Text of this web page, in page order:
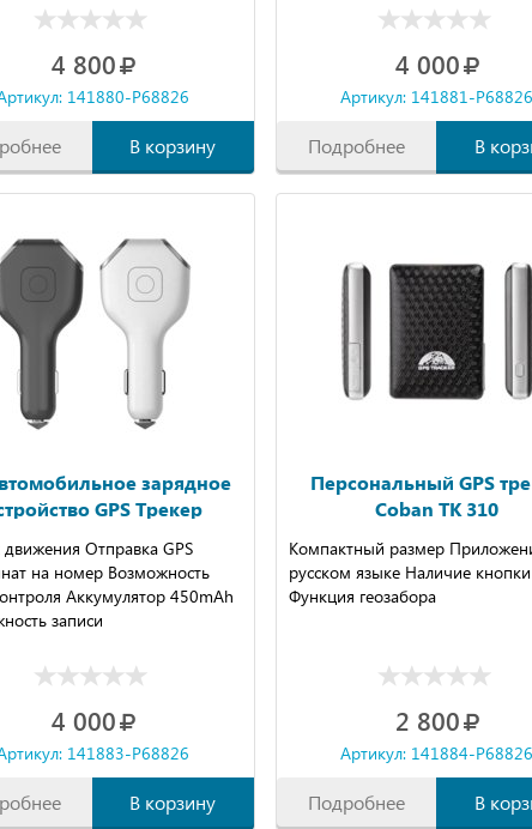
4 800
141880-P68826
В корзину
4 000
Артикул: 141881-
Подробнее В
зарядное
GPS Трекер
Отправка GPS
на номер Возможность
Аккумулятор 450mAh
записи
4 000
141883-P68826
В корзину
Персональный GPS
Coban TK 310
Компактный размер
русском языке Наличие кнопки
Функция геозабора
2 800
Артикул: 141884-
Подробнее В